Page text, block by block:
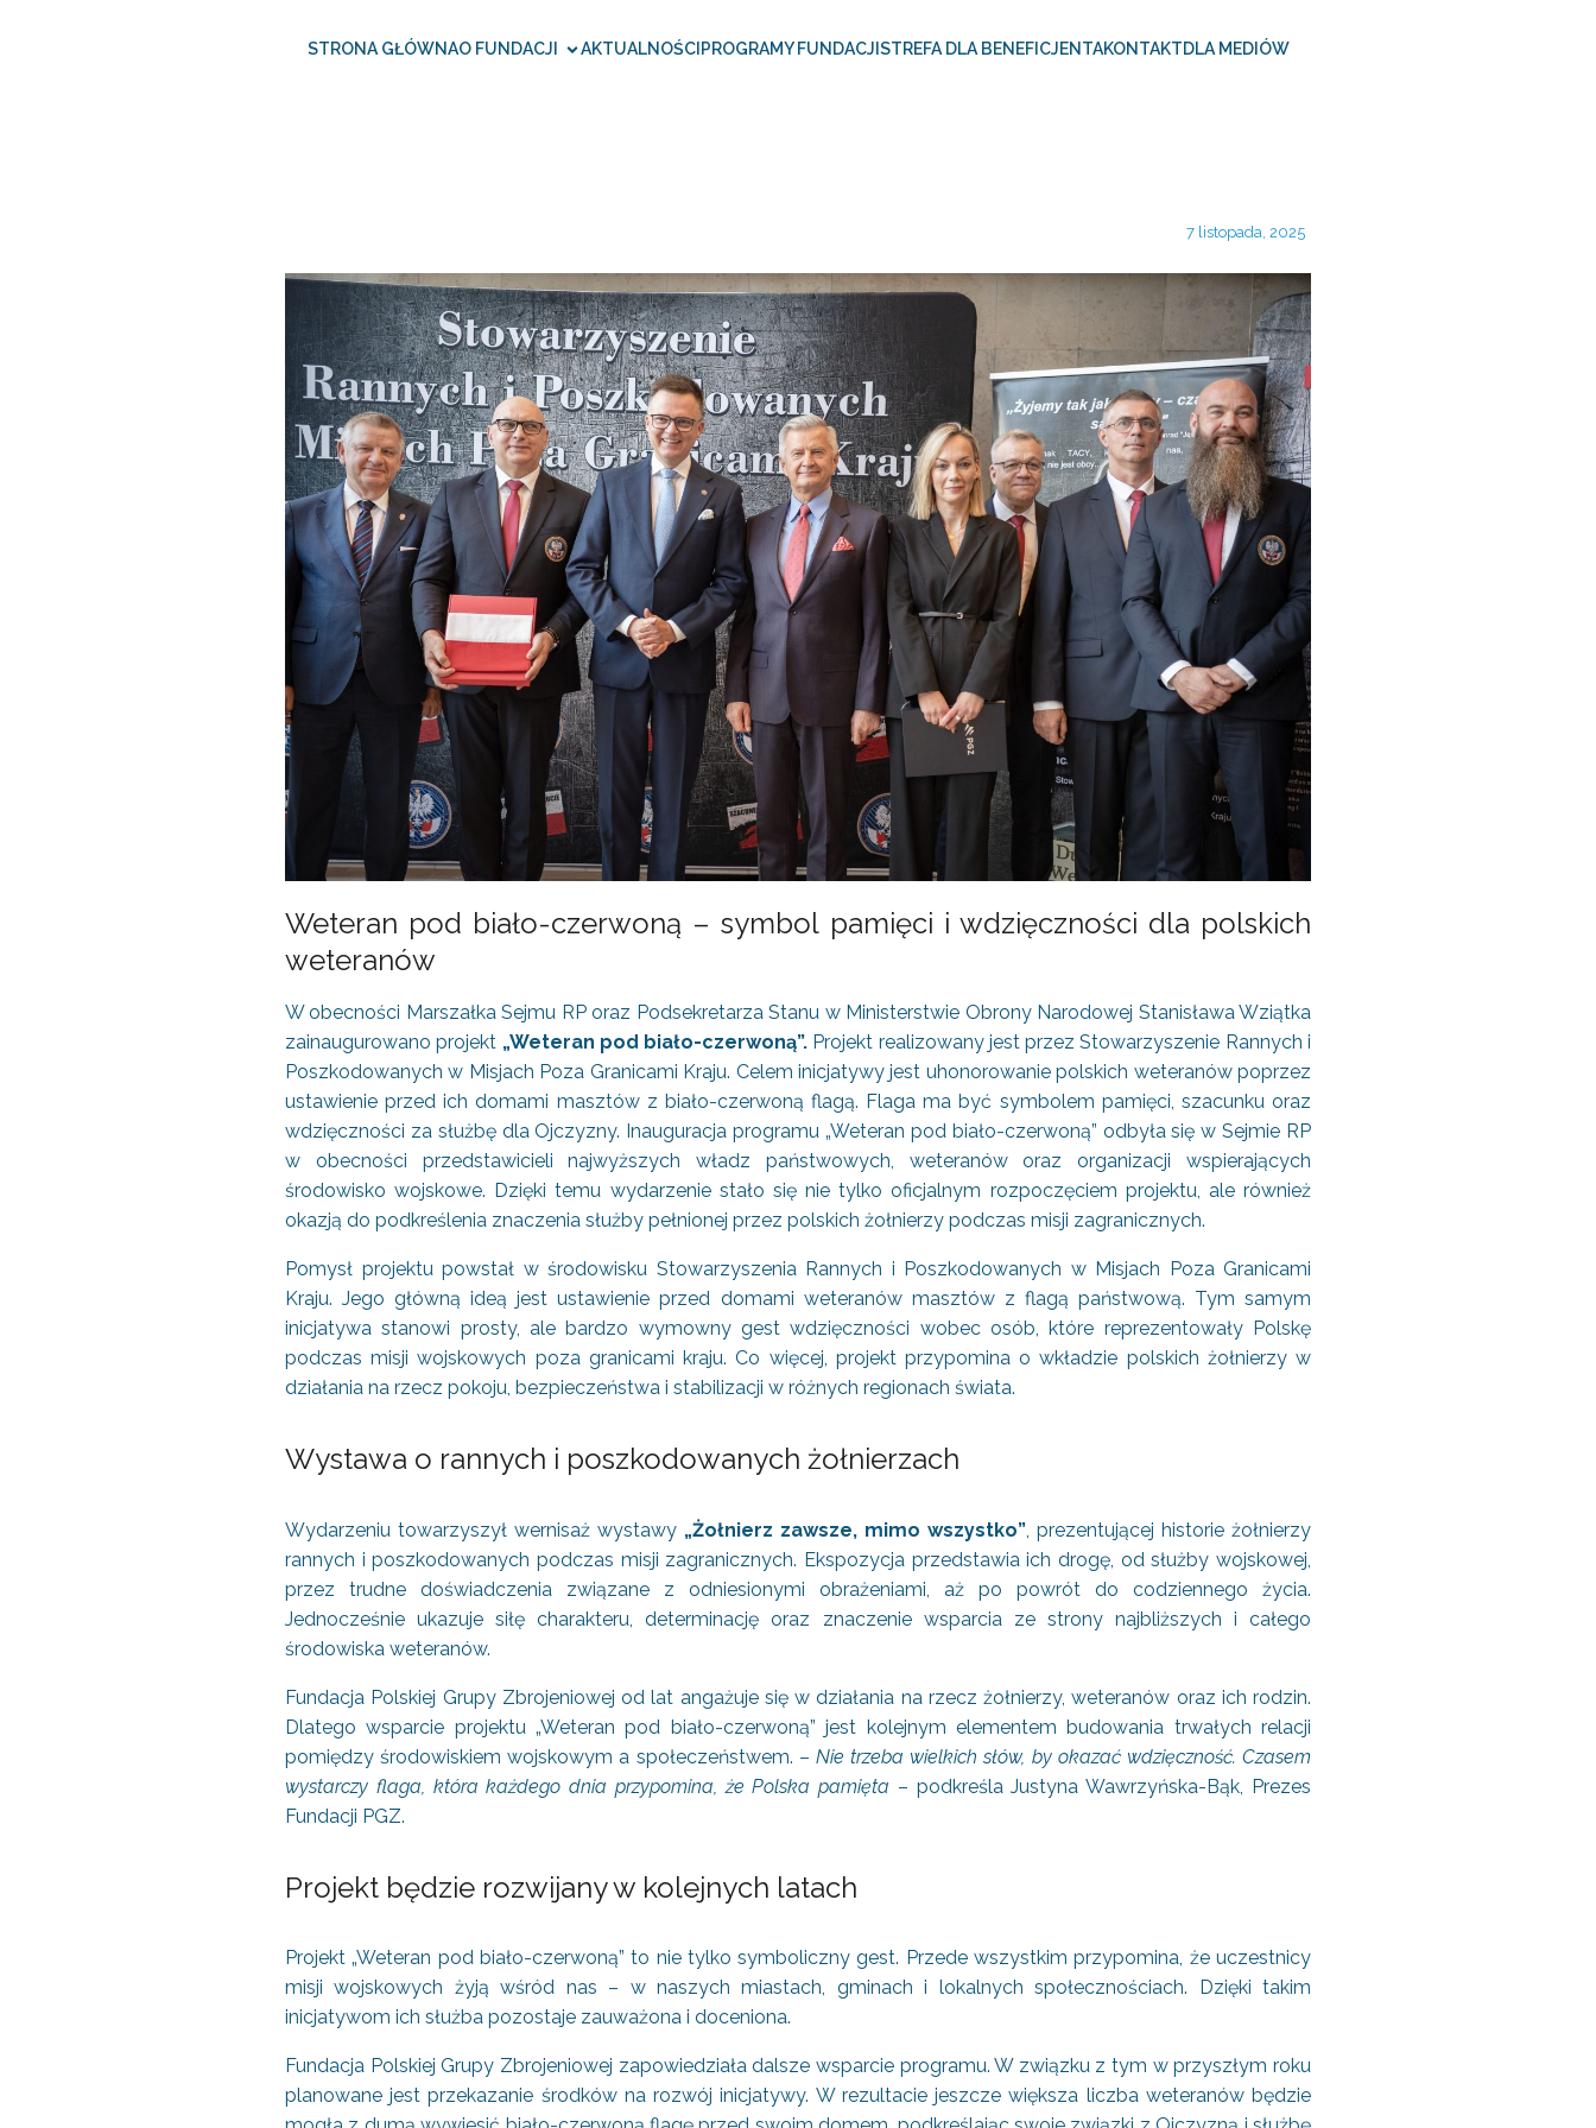
STRONA GŁÓWNAO FUNDACJI AKTUALNOŚCI PROGRAMY FUNDACJI STREFA DLA BENEFICJENTAKONTAKTDLA MEDIÓW
7 listopada, 2025
Weteran pod biało-czerwoną – symbol pamięci i wdzięczności dla polskich
weteranów
W obecności Marszałka Sejmu RP oraz Podsekretarza Stanu w Ministerstwie Obrony Narodowej Stanisława Wziątka
zainaugurowano projekt „Weteran pod biało-czerwoną”. Projekt realizowany jest przez Stowarzyszenie Rannych i
Poszkodowanych w Misjach Poza Granicami Kraju. Celem inicjatywy jest uhonorowanie polskich weteranów poprzez
ustawienie przed ich domami masztów z biało-czerwoną flagą. Flaga ma być symbolem pamięci, szacunku oraz
wdzięczności za służbę dla Ojczyzny. Inauguracja programu „Weteran pod biało-czerwoną” odbyła się w Sejmie RP
w obecności przedstawicieli najwyższych władz państwowych, weteranów oraz organizacji wspierających
środowisko wojskowe. Dzięki temu wydarzenie stało się nie tylko oficjalnym rozpoczęciem projektu, ale również
okazją do podkreślenia znaczenia służby pełnionej przez polskich żołnierzy podczas misji zagranicznych.
Pomysł projektu powstał w środowisku Stowarzyszenia Rannych i Poszkodowanych w Misjach Poza Granicami
Kraju. Jego główną ideą jest ustawienie przed domami weteranów masztów z flagą państwową. Tym samym
inicjatywa stanowi prosty, ale bardzo wymowny gest wdzięczności wobec osób, które reprezentowały Polskę
podczas misji wojskowych poza granicami kraju. Co więcej, projekt przypomina o wkładzie polskich żołnierzy w
działania na rzecz pokoju, bezpieczeństwa i stabilizacji w różnych regionach świata.
Wystawa o rannych i poszkodowanych żołnierzach
Wydarzeniu towarzyszył wernisaż wystawy „Żołnierz zawsze, mimo wszystko” , prezentującej historie żołnierzy
rannych i poszkodowanych podczas misji zagranicznych. Ekspozycja przedstawia ich drogę, od służby wojskowej,
przez trudne doświadczenia związane z odniesionymi obrażeniami, aż po powrót do codziennego życia.
Jednocześnie ukazuje siłę charakteru, determinację oraz znaczenie wsparcia ze strony najbliższych i całego
środowiska weteranów.
Fundacja Polskiej Grupy Zbrojeniowej od lat angażuje się w działania na rzecz żołnierzy, weteranów oraz ich rodzin.
Dlatego wsparcie projektu „Weteran pod biało-czerwoną” jest kolejnym elementem budowania trwałych relacji
pomiędzy środowiskiem wojskowym a społeczeństwem. – Nie trzeba wielkich słów, by okazać wdzięczność. Czasem
wystarczy flaga, która każdego dnia przypomina, że Polska pamięta – podkreśla Justyna Wawrzyńska-Bąk, Prezes
Fundacji PGZ.
Projekt będzie rozwijany w kolejnych latach
Projekt „Weteran pod biało-czerwoną” to nie tylko symboliczny gest. Przede wszystkim przypomina, że uczestnicy
misji wojskowych żyją wśród nas – w naszych miastach, gminach i lokalnych społecznościach. Dzięki takim
inicjatywom ich służba pozostaje zauważona i doceniona.
Fundacja Polskiej Grupy Zbrojeniowej zapowiedziała dalsze wsparcie programu. W związku z tym w przyszłym roku
planowane jest przekazanie środków na rozwój inicjatywy. W rezultacie jeszcze większa liczba weteranów będzie